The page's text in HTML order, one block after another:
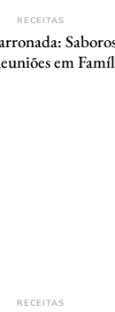
RECEITAS
em
RECEITAS